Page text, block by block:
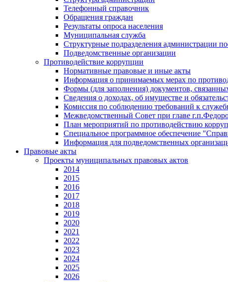
Телефонный справочник
Обращения граждан
Результаты опроса населения
Муниципальная служба
Структурные подразделения администрации
Подведомственные организации
Противодействие коррупции
Нормативные правовые и иные акты
Информация о принимаемых мерах по
Формы (для заполнения) документов,
Сведения о доходах, об имуществе и
Комиссия по соблюдению требований к
Межведомственный Совет при главе
План мероприятий по противодействию
Специальное программное обеспечение
Информация для подведомственных
Правовые акты
Проекты муниципальных правовых актов
2014
2015
2016
2017
2018
2019
2020
2021
2022
2023
2024
2025
2026